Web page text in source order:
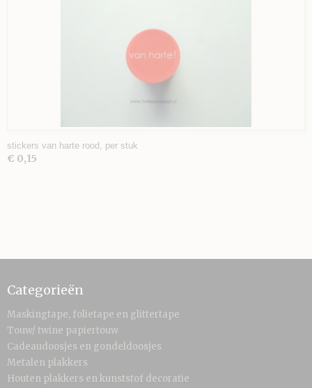
stickers van harte rood, per stuk
€ 0,15
Categorieën
Maskingtape, folietape en glittertape
Touw/ twine papiertouw
Cadeaudoosjes en gondeldoosjes
Metalen plakkers
Houten plakkers en kunststof decoratie